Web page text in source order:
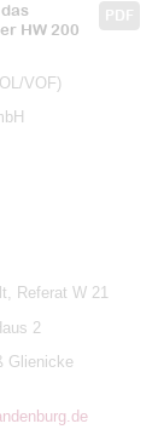
PDF
HW 200
VOF)
Referat W 21
2
Glienicke